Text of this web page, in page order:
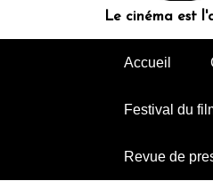
Le cinéma est
Accueil
Festival du
Revue de